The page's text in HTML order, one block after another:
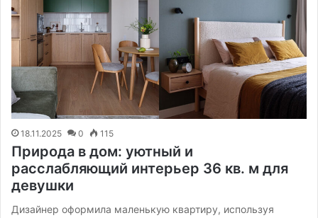
18.11.2025 0 115
Природа в дом: уютный и
расслабляющий интерьер 36 кв. м для
девушки
Дизайнер оформила маленькую квартиру, используя